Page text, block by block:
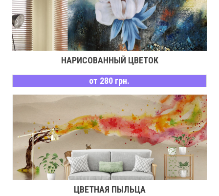
НАРИСОВАННЫЙ ЦВЕТОК
от 280 грн.
ЦВЕТНАЯ ПЫЛЬЦА